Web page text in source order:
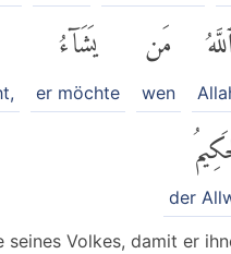
مَن
wen
يَشَآءُ
er möchte
der
Volkes, damit er